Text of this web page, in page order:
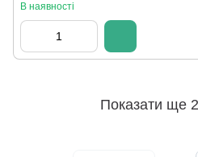
В наявності
Показати ще